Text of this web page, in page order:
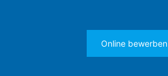
Online bewerben